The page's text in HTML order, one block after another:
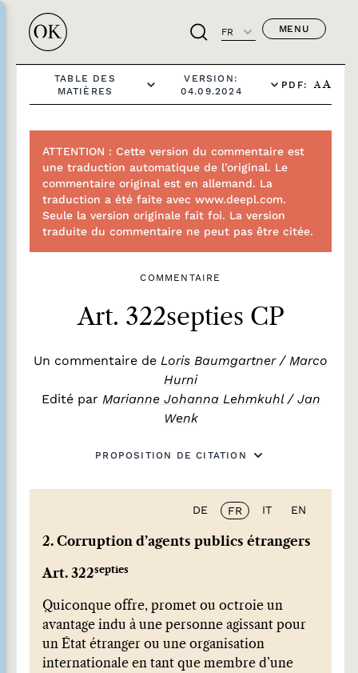
FR MENU
TABLE DES
MATIÈRES
VERSION:
04.09.2024
PDF: A A
ATTENTION : Cette version du commentaire est
une traduction automatique de l’original. Le
commentaire original est en allemand. La
traduction a été faite avec www.deepl.com.
Seule la version originale fait foi. La version
traduite du commentaire ne peut pas être citée.
COMMENTAIRE
Art. 322septies CP
Un commentaire de Loris Baumgartner/ Marco
Hurni
Edité par Marianne Johanna Lehmkuhl/ Jan
Wenk
PROPOSITION DE CITATION
DE FR IT EN
2. Corruption d’agents publics étrangers
Art. 322septies
Quiconque offre, promet ou octroie un
avantage indu à une personne agissant pour
un État étranger ou une organisation
internationale en tant que membre d’une